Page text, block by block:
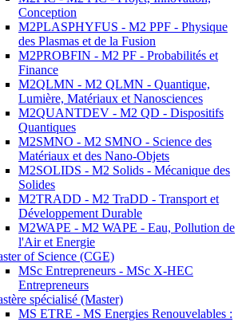
Conception
M2PLASPHYFUS - M2 PPF - Physique
des Plasmas et de la Fusion
M2PROBFIN - M2 PF - Probabilités et
Finance
M2QLMN - M2 QLMN - Quantique,
Lumière, Matériaux et Nanosciences
M2QUANTDEV - M2 QD - Dispositifs
Quantiques
M2SMNO - M2 SMNO - Science des
Matériaux et des Nano-Objets
M2SOLIDS - M2 Solids - Mécanique des
Solides
M2TRADD - M2 TraDD - Transport et
Développement Durable
M2WAPE - M2 WAPE - Eau, Pollution de
l'Air et Energie
of Science (CGE)
MSc Entrepreneurs - MSc X-HEC
Entrepreneurs
spécialisé (Master)
MS ETRE - MS Energies Renouvelables :